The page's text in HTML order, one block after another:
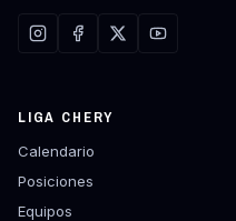
LIGA CHERY
Calendario
Posiciones
Equipos